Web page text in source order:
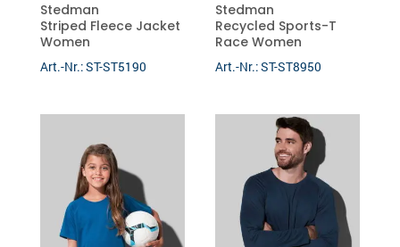
Stedman
Striped Fleece Jacket
Women
Art.-Nr.: ST-ST5190
Stedman
Recycled Sports-T
Race Women
Art.-Nr.: ST-ST8950